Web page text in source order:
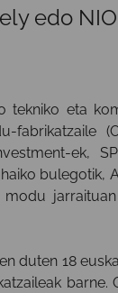
edo
tekniko eta
fabrikatzaile
ek,
bulegotik,
duten 18